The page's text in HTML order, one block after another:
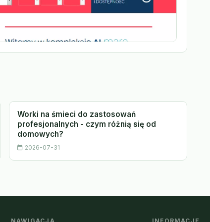
Worki na śmieci do zastosowań
profesjonalnych - czym różnią się od
domowych?
2026-07-31